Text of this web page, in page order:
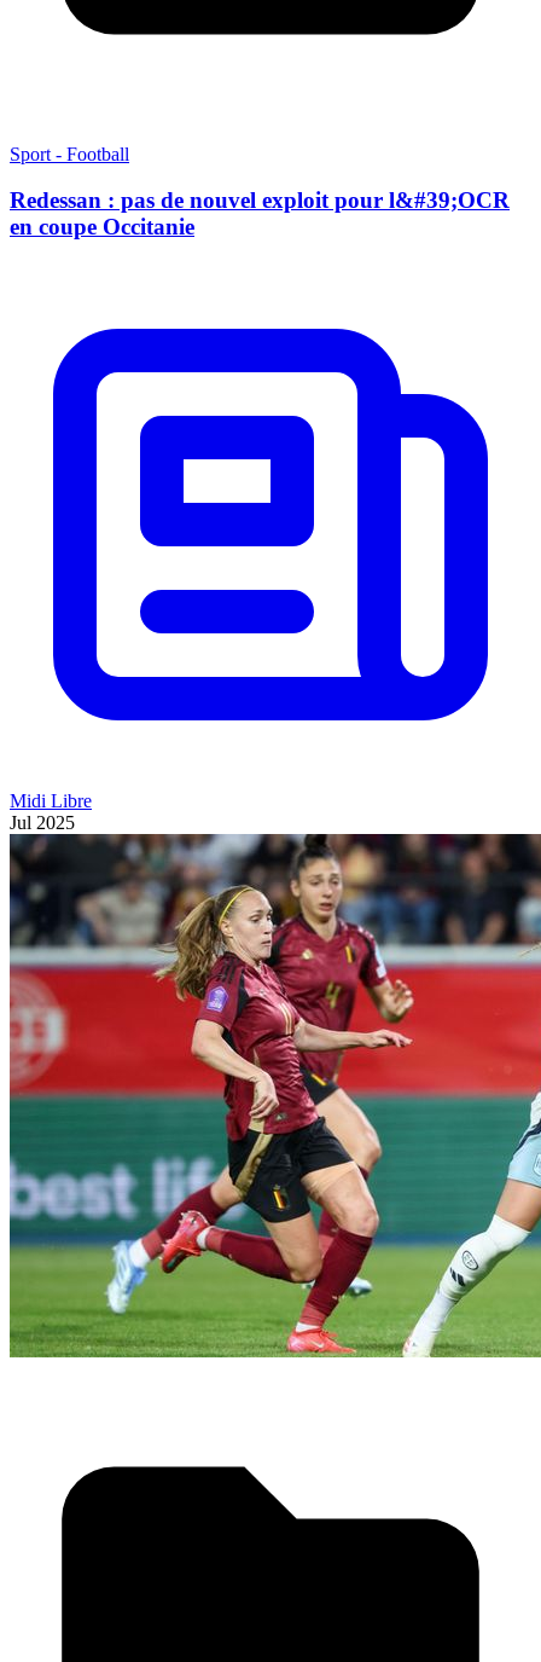
Sport - Football
Redessan : pas de nouvel exploit pour l&#39;OCR
en coupe Occitanie
Midi Libre
Jul 2025